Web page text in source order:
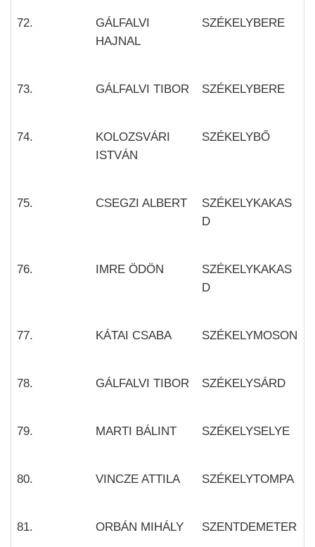
72.
GÁLFALVI
HAJNAL
SZÉKELYBERE
73. GÁLFALVI TIBOR SZÉKELYBERE
74.
KOLOZSVÁRI
ISTVÁN
SZÉKELYBŐ
75. CSEGZI ALBERT
SZÉKELYKAKAS
D
76. IMRE ÖDÖN
SZÉKELYKAKAS
D
77. KÁTAI CSABA SZÉKELYMOSON
78. GÁLFALVI TIBOR SZÉKELYSÁRD
79. MARTI BÁLINT SZÉKELYSELYE
80. VINCZE ATTILA SZÉKELYTOMPA
81. ORBÁN MIHÁLY SZENTDEMETER